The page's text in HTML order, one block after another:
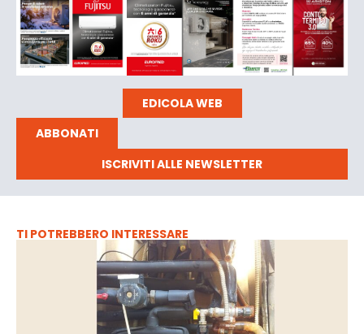
EDICOLA WEB
ABBONATI
ISCRIVITI ALLE NEWSLETTER
TI POTREBBERO INTERESSARE